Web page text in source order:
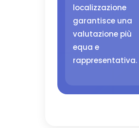
localizzazione
garantisce una
valutazione più
equa e
rappresentativa.